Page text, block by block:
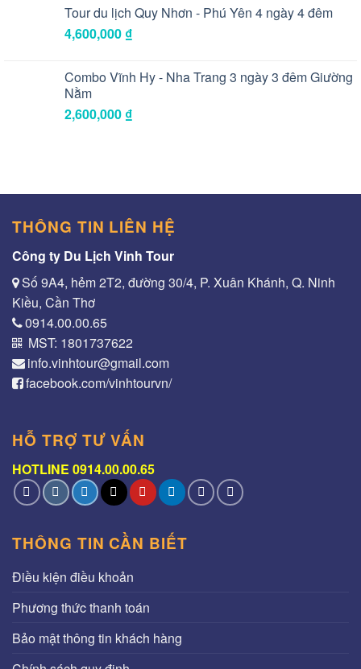
Tour du lịch Quy Nhơn - Phú Yên 4 ngày 4 đêm
4,600,000 ₫
Combo Vĩnh Hy - Nha Trang 3 ngày 3 đêm Giường
Nằm
2,600,000 ₫
THÔNG TIN LIÊN HỆ
Công ty Du Lịch Vinh Tour
Số 9A4, hẻm 2T2, đường 30/4, P. Xuân Khánh, Q. Ninh
Kiều, Cần Thơ
0914.00.00.65
MST: 1801737622
info.vinhtour@gmail.com
facebook.com/vinhtourvn/
HỖ TRỢ TƯ VẤN
HOTLINE 0914.00.00.65
THÔNG TIN CẦN BIẾT
Điều kiện điều khoản
Phương thức thanh toán
Bảo mật thông tin khách hàng